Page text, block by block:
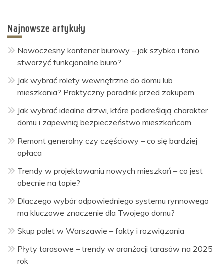
Najnowsze artykuły
Nowoczesny kontener biurowy – jak szybko i tanio
stworzyć funkcjonalne biuro?
Jak wybrać rolety wewnętrzne do domu lub
mieszkania? Praktyczny poradnik przed zakupem
Jak wybrać idealne drzwi, które podkreślają charakter
domu i zapewnią bezpieczeństwo mieszkańcom.
Remont generalny czy częściowy – co się bardziej
opłaca
Trendy w projektowaniu nowych mieszkań – co jest
obecnie na topie?
Dlaczego wybór odpowiedniego systemu rynnowego
ma kluczowe znaczenie dla Twojego domu?
Skup palet w Warszawie – fakty i rozwiązania
Płyty tarasowe – trendy w aranżacji tarasów na 2025
rok